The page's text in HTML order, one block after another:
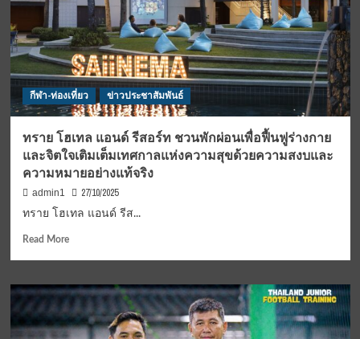
ปา
ฟีเวอร์
จับ
มือ
Babolat
และ
Kross
Bangkok
จัดการ
แข่งขัน
Club
Open
ใน
กีฬา-ท่องเที่ยว ข่าวประชาสัมพันธ์
ทราย โฮเทล แอนด์ รีสอร์ท ชวนพักผ่อนเพื่อฟื้นฟูร่างกาย
และจิตใจเติมเต็มเทศกาลแห่งความสุขด้วยความสงบและ
ความหมายอย่างแท้จริง
admin1 27/10/2025
ทราย โฮเทล แอนด์ รีส...
Read MoreRead
ทราย
โฮ
เทล
แอนด์